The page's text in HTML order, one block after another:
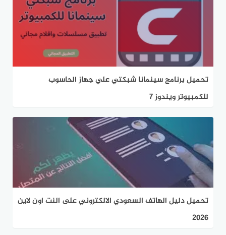
تحميل برنامج سينمانا شبكتي علي جهاز الحاسوب
للكمبيوتر ويندوز 7
تحميل دليل الهاتف السعودي الالكتروني على النت اون لاين
2026